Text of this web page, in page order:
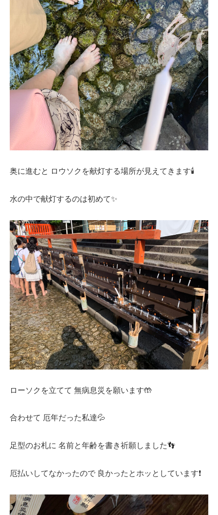
奥に進むと ロウソクを献灯する場所が見えてきます🕯
水の中で献灯するのは初めて✨
ローソクを立てて 無病息災を願います🤲
合わせて 厄年だった私達💦
足型のお札に 名前と年齢を書き祈願しました👣
厄払いしてなかったので 良かったとホッとしています❗️